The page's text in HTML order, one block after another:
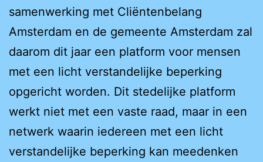
samenwerking met Cliëntenbelang
Amsterdam en de gemeente Amsterdam zal
daarom dit jaar een platform voor mensen
met een licht verstandelijke beperking
opgericht worden. Dit stedelijke platform
werkt niet met een vaste raad, maar in een
netwerk waarin iedereen met een licht
verstandelijke beperking kan meedenken